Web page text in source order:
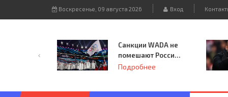
Воскресенье, 09 августа 2026 Вход
Санкции WADA не
помешают России
принять
Подробнее